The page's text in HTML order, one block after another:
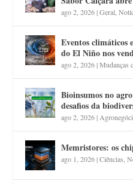
ago 2, 2026|Geral ,
Eventos climáticos
do El Niño nos
ago 2, 2026|Mudanças
Bioinsumos no
desafios da
ago 2, 2026|
Memristores: os
ago 1, 2026|Ciências ,